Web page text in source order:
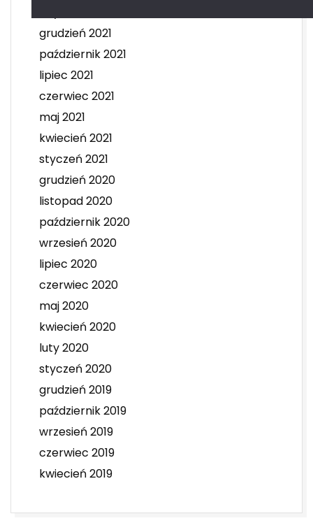
grudzień 2021
październik 2021
lipiec 2021
czerwiec 2021
maj 2021
kwiecień 2021
styczeń 2021
grudzień 2020
listopad 2020
październik 2020
wrzesień 2020
lipiec 2020
czerwiec 2020
maj 2020
kwiecień 2020
luty 2020
styczeń 2020
grudzień 2019
październik 2019
wrzesień 2019
czerwiec 2019
kwiecień 2019